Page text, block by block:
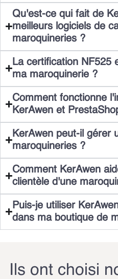
Qu'est-ce qui fait de
meilleurs logiciels de
maroquineries ?
La certification NF525
ma maroquinerie ?
Comment fonctionne
KerAwen et
KerAwen peut-il gérer
maroquineries ?
Comment KerAwen
clientèle d'une
Puis-je utiliser
dans ma boutique de
Ils ont choisi